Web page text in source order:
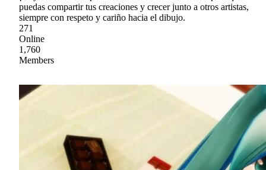
puedas compartir tus creaciones y crecer junto a otros artistas,
siempre con respeto y cariño hacia el dibujo.
271
Online
1,760
Members